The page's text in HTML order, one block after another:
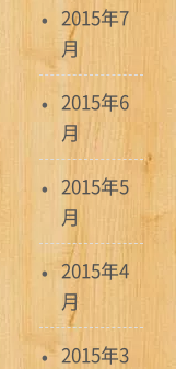
2015年7
月
2015年6
月
2015年5
月
2015年4
月
2015年3